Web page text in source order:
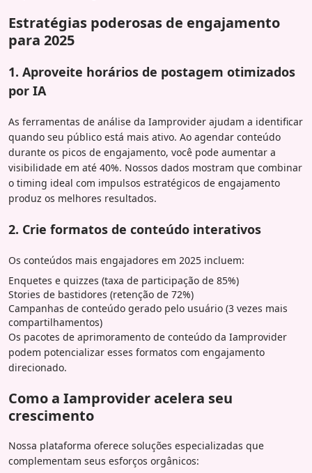
Estratégias poderosas de engajamento
para 2025
1. Aproveite horários de postagem otimizados
por IA
As ferramentas de análise da Iamprovider ajudam a identificar
quando seu público está mais ativo. Ao agendar conteúdo
durante os picos de engajamento, você pode aumentar a
visibilidade em até 40%. Nossos dados mostram que combinar
o timing ideal com impulsos estratégicos de engajamento
produz os melhores resultados.
2. Crie formatos de conteúdo interativos
Os conteúdos mais engajadores em 2025 incluem:
Enquetes e quizzes (taxa de participação de 85%)
Stories de bastidores (retenção de 72%)
Campanhas de conteúdo gerado pelo usuário (3 vezes mais
compartilhamentos)
Os pacotes de aprimoramento de conteúdo da Iamprovider
podem potencializar esses formatos com engajamento
direcionado.
Como a Iamprovider acelera seu
crescimento
Nossa plataforma oferece soluções especializadas que
complementam seus esforços orgânicos: